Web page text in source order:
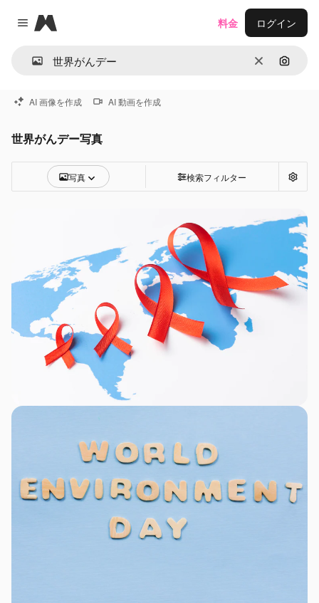
Close menu
Magnific
消去 画像で
料金 ログイン
AI 画像を作成 AI 動画を作成
世界がんデー写真
写真 検索フィルター